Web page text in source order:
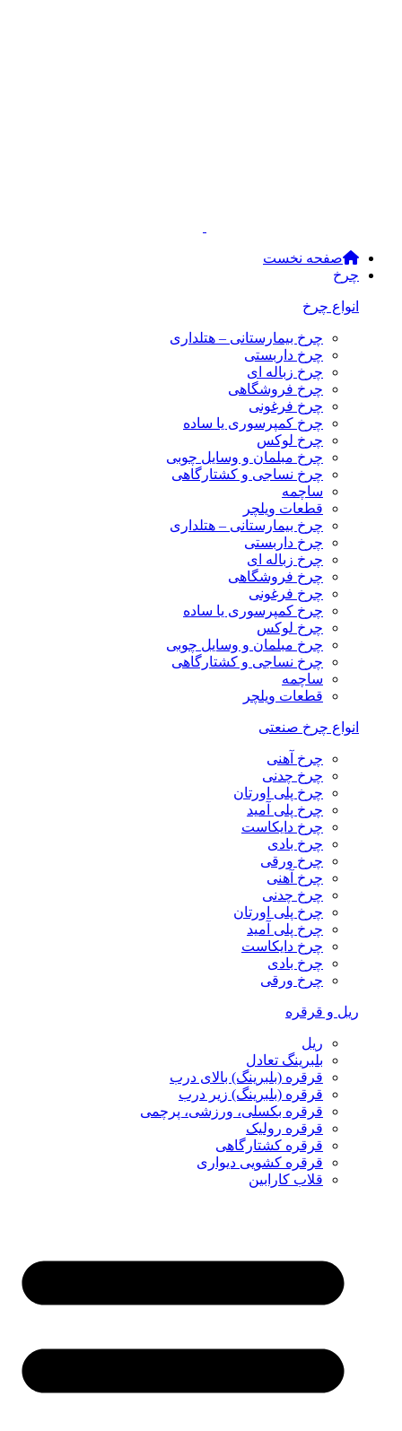
صفحه نخست
چرخ
انواع چرخ
چرخ بیمارستانی – هتلداری
چرخ داربستی
چرخ زباله ای
چرخ فروشگاهی
چرخ فرغونی
چرخ کمپرسوری یا ساده
چرخ لوکس
چرخ مبلمان و وسایل چوبی
چرخ نساجی و کشتارگاهی
ساچمه
قطعات ویلچر
چرخ بیمارستانی – هتلداری
چرخ داربستی
چرخ زباله ای
چرخ فروشگاهی
چرخ فرغونی
چرخ کمپرسوری یا ساده
چرخ لوکس
چرخ مبلمان و وسایل چوبی
چرخ نساجی و کشتارگاهی
ساچمه
قطعات ویلچر
انواع چرخ صنعتی
چرخ آهنی
چرخ چدنی
چرخ پلی اورتان
چرخ پلی آمید
چرخ دایکاست
چرخ بادی
چرخ ورقی
چرخ آهنی
چرخ چدنی
چرخ پلی اورتان
چرخ پلی آمید
چرخ دایکاست
چرخ بادی
چرخ ورقی
ریل و قرقره
ریل
بلبرینگ تعادل
قرقره (بلبرینگ) بالای درب
قرقره (بلبرینگ) زیر درب
قرقره بکسلی، ورزشی، پرچمی
قرقره رولیک
قرقره کشتارگاهی
قرقره کشویی دیواری
قلاب کارابین